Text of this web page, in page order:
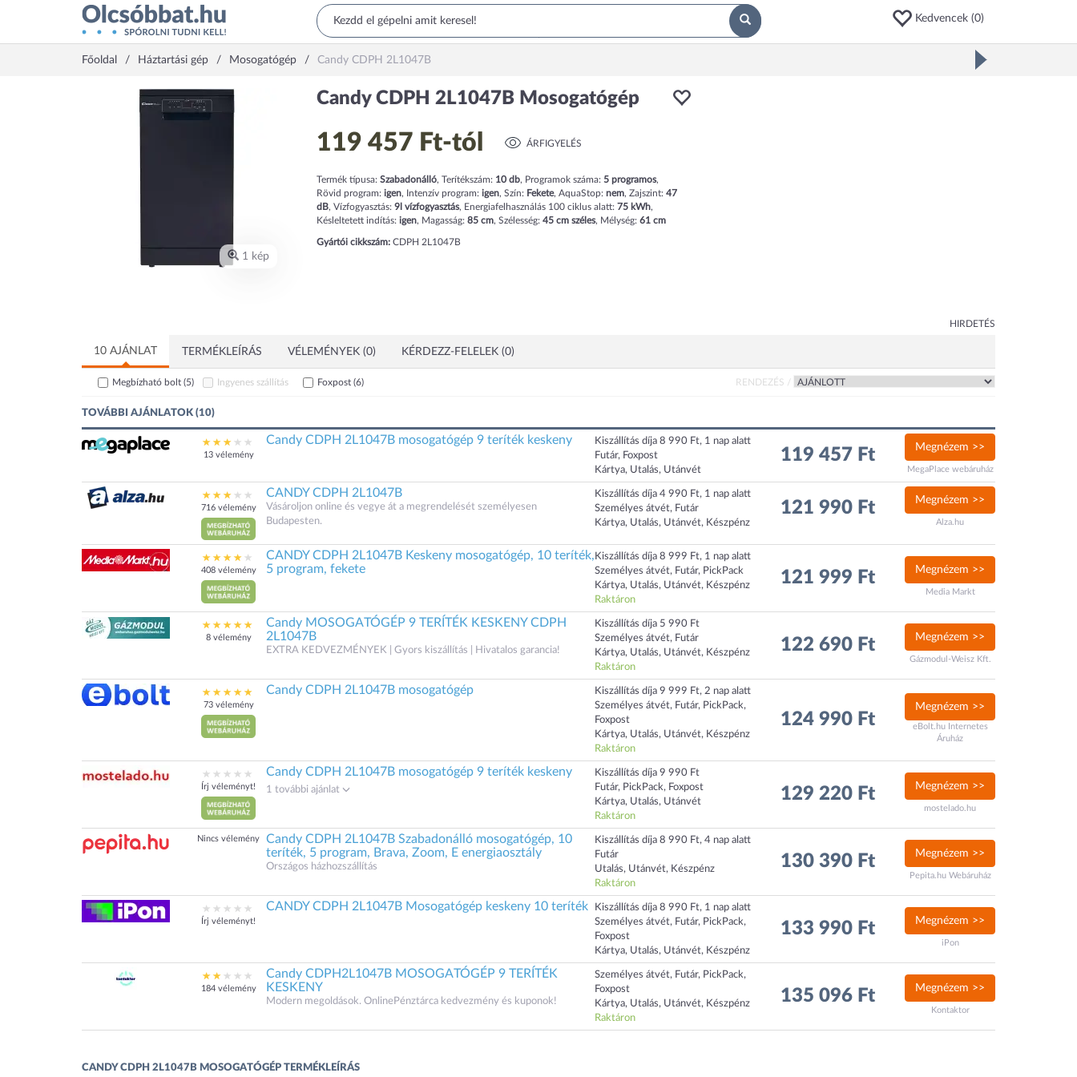
Kedvencek (0)
Főoldal Háztartási gép Mosogatógép Candy CDPH 2L1047B
1 kép
Candy CDPH 2L1047B Mosogatógép
119 457 Ft-tól ÁRFIGYELÉS
Termék típusa: Szabadonálló, Terítékszám: 10 db, Programok száma: 5programos,
Rövid program: igen, Intenzív program: igen, Szín: Fekete, AquaStop: nem, Zajszint: 47
dB, Vízfogyasztás: 9l vízfogyasztás, Energiafelhasználás 100 ciklus alatt: 75 kWh,
Késleltetett indítás: igen, Magasság: 85 cm, Szélesség: 45 cmszéles, Mélység: 61 cm
Gyártói cikkszám:CDPH 2L1047B
HIRDETÉS
10 AJÁNLAT TERMÉKLEÍRÁS VÉLEMÉNYEK (0) KÉRDEZZ-FELELEK (0)
Megbízható bolt (5) Ingyenes szállítás Foxpost (6) RENDEZÉS /
TOVÁBBI AJÁNLATOK (10)
13 vélemény
Candy CDPH 2L1047B mosogatógép 9 teríték keskeny
Kiszállítás díja 8 990 Ft, 1 nap alatt
Futár, Foxpost
Kártya, Utalás, Utánvét
119 457 Ft Megnézem >>
MegaPlace webáruház
716 vélemény
CANDY CDPH 2L1047B
Vásároljon online és vegye át a megrendelését személyesen
Budapesten.
Kiszállítás díja 4 990 Ft, 1 nap alatt
Személyes átvét, Futár
Kártya, Utalás, Utánvét, Készpénz
121 990 Ft Megnézem >>
Alza.hu
408 vélemény
CANDY CDPH 2L1047B Keskeny mosogatógép, 10 teríték,
5 program, fekete
Kiszállítás díja 8 999 Ft, 1 nap alatt
Személyes átvét, Futár, PickPack
Kártya, Utalás, Utánvét, Készpénz
Raktáron
121 999 Ft Megnézem >>
Media Markt
8 vélemény
Candy MOSOGATÓGÉP 9 TERÍTÉK KESKENY CDPH
2L1047B
EXTRA KEDVEZMÉNYEK | Gyors kiszállítás | Hivatalos garancia!
Kiszállítás díja 5 990 Ft
Személyes átvét, Futár
Kártya, Utalás, Utánvét, Készpénz
Raktáron
122 690 Ft Megnézem >>
Gázmodul-Weisz Kft.
73 vélemény
Candy CDPH 2L1047B mosogatógép
Kiszállítás díja 9 999 Ft, 2 nap alatt
Személyes átvét, Futár, PickPack,
Foxpost
Kártya, Utalás, Utánvét, Készpénz
Raktáron
124 990 Ft
Megnézem >>
eBolt.hu Internetes
Áruház
Írj véleményt!
Candy CDPH 2L1047B mosogatógép 9 teríték keskeny
1 további ajánlat
Kiszállítás díja 9 990 Ft
Futár, PickPack, Foxpost
Kártya, Utalás, Utánvét
Raktáron
129 220 Ft Megnézem >>
mostelado.hu
Nincs vélemény
Candy CDPH 2L1047B Szabadonálló mosogatógép, 10
teríték, 5 program, Brava, Zoom, E energiaosztály
Országos házhozszállítás
Kiszállítás díja 8 990 Ft, 4 nap alatt
Futár
Utalás, Utánvét, Készpénz
Raktáron
130 390 Ft Megnézem >>
Pepita.hu Webáruház
Írj véleményt!
CANDY CDPH 2L1047B Mosogatógép keskeny 10 teríték
Kiszállítás díja 8 990 Ft, 1 nap alatt
Személyes átvét, Futár, PickPack,
Foxpost
Kártya, Utalás, Utánvét, Készpénz
133 990 Ft Megnézem >>
iPon
184 vélemény
Candy CDPH2L1047B MOSOGATÓGÉP 9 TERÍTÉK
KESKENY
Modern megoldások. OnlinePénztárca kedvezmény és kuponok!
Személyes átvét, Futár, PickPack,
Foxpost
Kártya, Utalás, Utánvét, Készpénz
Raktáron
135 096 Ft Megnézem >>
Kontaktor
CANDY CDPH 2L1047B MOSOGATÓGÉP TERMÉKLEÍRÁS